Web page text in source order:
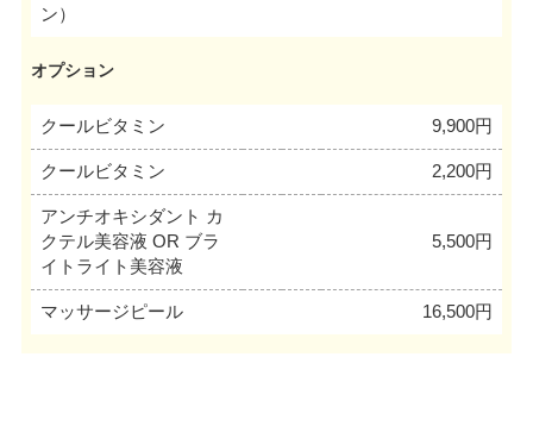
ン）
オプション
クールビタミン 9,900円
クールビタミン 2,200円
アンチオキシダント カ
クテル美容液 OR ブラ
イトライト美容液
5,500円
マッサージピール 16,500円